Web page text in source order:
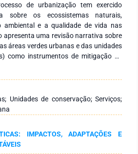
de urbanização tem exercido
sobre os ecossistemas naturais,
ambiental e a qualidade de vida nas
apresenta uma revisão narrativa sobre
áreas verdes urbanas e das unidades
como instrumentos de mitigação de
e promoção de cidades resilientes
e para a saúde pública, bem
ao planejamento, gestão e
se que a articulação entre esses
políticas públicas consistentes e
para conciliar desenvolvimento
biodiversidade e bem-estar coletivo.
Unidades de conservação; Serviços;
IMPACTOS, ADAPTAÇÕES E